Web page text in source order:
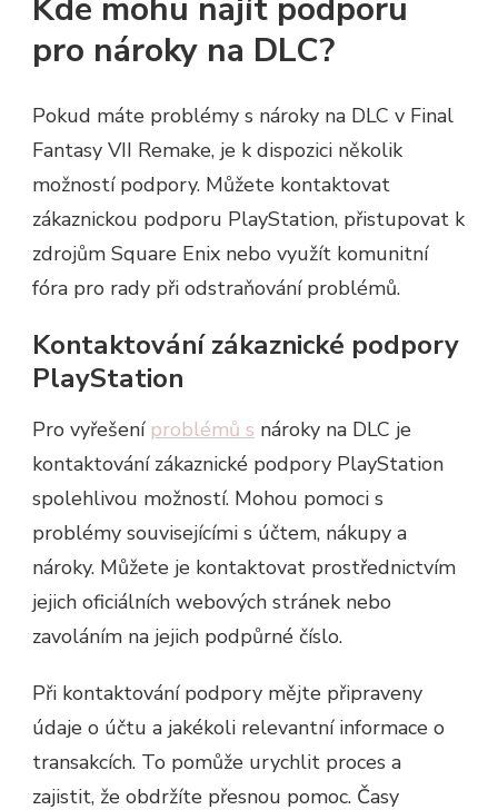
Kde mohu najít podporu
pro nároky na DLC?
Pokud máte problémy s nároky na DLC v Final
Fantasy VII Remake, je k dispozici několik
možností podpory. Můžete kontaktovat
zákaznickou podporu PlayStation, přistupovat k
zdrojům Square Enix nebo využít komunitní
fóra pro rady při odstraňování problémů.
Kontaktování zákaznické podpory
PlayStation
Pro vyřešení problémů s nároky na DLC je
kontaktování zákaznické podpory PlayStation
spolehlivou možností. Mohou pomoci s
problémy souvisejícími s účtem, nákupy a
nároky. Můžete je kontaktovat prostřednictvím
jejich oficiálních webových stránek nebo
zavoláním na jejich podpůrné číslo.
Při kontaktování podpory mějte připraveny
údaje o účtu a jakékoli relevantní informace o
transakcích. To pomůže urychlit proces a
zajistit, že obdržíte přesnou pomoc. Časy